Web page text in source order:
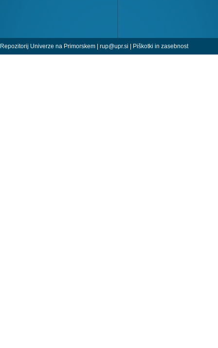
Repozitorij Univerze na Primorskem | rup@upr.si | Piškotki in zasebnost